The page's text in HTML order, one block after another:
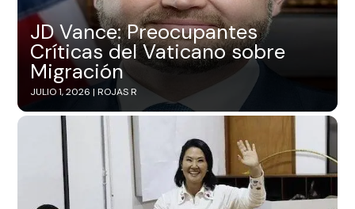
JD Vance: Preocupantes
Críticas del Vaticano sobre
Migración
JULIO 1, 2026 |ROJAS R